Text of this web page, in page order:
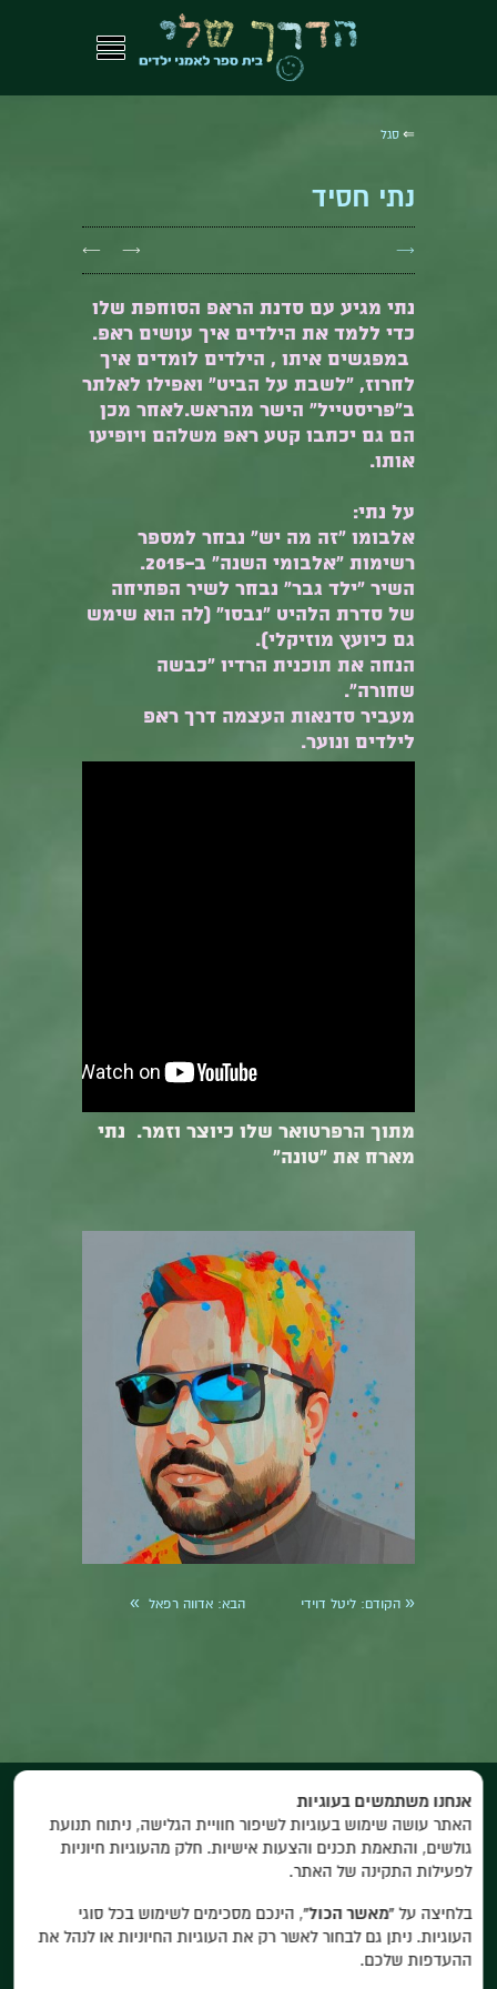
⇐ סגל
נתי חסיד
→
→
←
נתי מגיע עם סדנת הראפ הסוחפת שלו
כדי ללמד את הילדים איך עושים ראפ.
במפגשים איתו , הילדים לומדים איך
לחרוז, "לשבת על הביט" ואפילו לאלתר
ב"פריסטייל" הישר מהראש.לאחר מכן
הם גם יכתבו קטע ראפ משלהם ויופיעו
אותו.
על נתי:
אלבומו "זה מה יש" נבחר למספר
רשימות "אלבומי השנה" ב-2015.
השיר "ילד גבר" נבחר לשיר הפתיחה
של סדרת הלהיט "נבסו" (לה הוא שימש
גם כיועץ מוזיקלי).
הנחה את תוכנית הרדיו "כבשה
שחורה".
מעביר סדנאות העצמה דרך ראפ
לילדים ונוער.
מתוך הרפרטואר שלו כיוצר וזמר. נתי
מארח את "טונה"
« הקודם: ליטל דוידי הבא: אדווה רפאל »
מצטלמים
אנחנו משתמשים בעוגיות
האתר עושה שימוש בעוגיות לשיפור חוויית הגלישה, ניתוח תנועת
גולשים, והתאמת תכנים והצעות אישיות. חלק מהעוגיות חיוניות
לפעילות התקינה של האתר.
בלחיצה על“מאשר הכול”, הינכם מסכימים לשימוש בכל סוגי
העוגיות. ניתן גם לבחור לאשר רק את העוגיות החיוניות או לנהל את
ההעדפות שלכם.